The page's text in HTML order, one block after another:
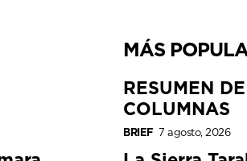
MÁS
RESUMEN DE
COLUMNAS
BRIEF 7 agosto, 2026